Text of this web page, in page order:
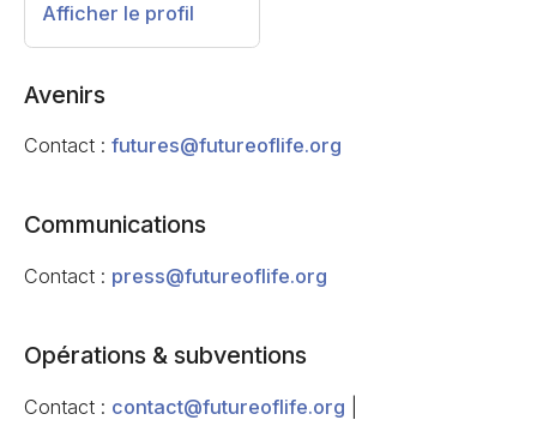
Afficher le profil
Avenirs
Contact : futures@futureoflife.org
Communications
Contact : press@futureoflife.org
Opérations & subventions
Contact : contact@futureoflife.org